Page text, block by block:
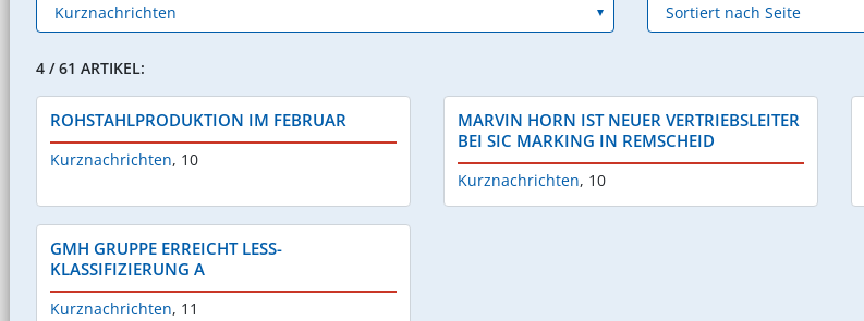
4 / 61 ARTIKEL:
ROHSTAHLPRODUKTION IM FEBRUAR
Kurznachrichten, 10
MARVIN HORN IST NEUER VERTRIEBSLEITER
BEI SIC MARKING IN REMSCHEID
Kurznachrichten, 10
GMH GRUPPE ERREICHT LESS-
KLASSIFIZIERUNG A
Kurznachrichten, 11